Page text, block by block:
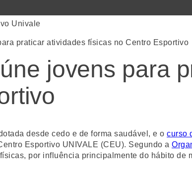
praticar atividades físicas no Centro Esportivo
jovens para
desde cedo e de forma saudável, e o curso
Esportivo UNIVALE (CEU). Segundo a
por influência principalmente do hábito de